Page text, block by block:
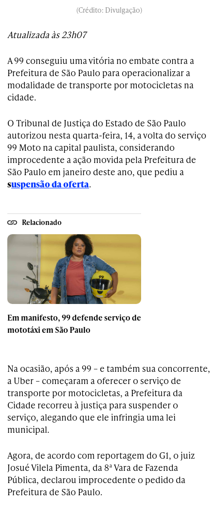
(Crédito: Divulgação)
Atualizada às 23h07
A 99 conseguiu uma vitória no embate contra a
Prefeitura de São Paulo para operacionalizar a
modalidade de transporte por motocicletas na
cidade.
O Tribunal de Justiça do Estado de São Paulo
autorizou nesta quarta-feira, 14, a volta do serviço
99 Moto na capital paulista, considerando
improcedente a ação movida pela Prefeitura de
São Paulo em janeiro deste ano, que pediu a
suspensão da oferta.
Relacionado
Em manifesto, 99 defende serviço de
mototáxi em São Paulo
Na ocasião, após a 99 – e também sua concorrente,
a Uber – começaram a oferecer o serviço de
transporte por motocicletas, a Prefeitura da
Cidade recorreu à justiça para suspender o
serviço, alegando que ele infringia uma lei
municipal.
Agora, de acordo com reportagem do G1, o juiz
Josué Vilela Pimenta, da 8ª Vara de Fazenda
Pública, declarou improcedente o pedido da
Prefeitura de São Paulo.